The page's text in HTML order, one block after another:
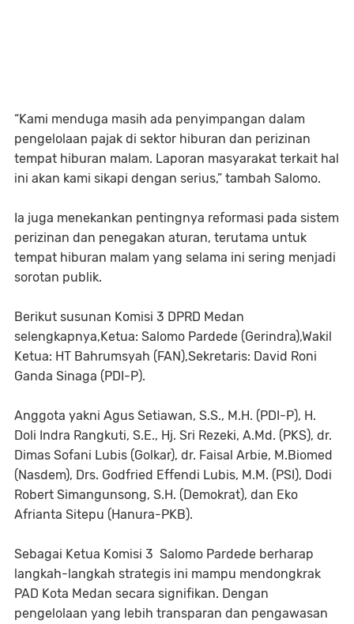
“Kami menduga masih ada penyimpangan dalam
pengelolaan pajak di sektor hiburan dan perizinan
tempat hiburan malam. Laporan masyarakat terkait hal
ini akan kami sikapi dengan serius,” tambah Salomo.
Ia juga menekankan pentingnya reformasi pada sistem
perizinan dan penegakan aturan, terutama untuk
tempat hiburan malam yang selama ini sering menjadi
sorotan publik.
Berikut susunan Komisi 3 DPRD Medan
selengkapnya,Ketua: Salomo Pardede (Gerindra),Wakil
Ketua: HT Bahrumsyah (FAN),Sekretaris: David Roni
Ganda Sinaga (PDI-P).
Anggota yakni Agus Setiawan, S.S., M.H. (PDI-P), H.
Doli Indra Rangkuti, S.E., Hj. Sri Rezeki, A.Md. (PKS), dr.
Dimas Sofani Lubis (Golkar), dr. Faisal Arbie, M.Biomed
(Nasdem), Drs. Godfried Effendi Lubis, M.M. (PSI), Dodi
Robert Simangunsong, S.H. (Demokrat), dan Eko
Afrianta Sitepu (Hanura-PKB).
Sebagai Ketua Komisi 3 Salomo Pardede berharap
langkah-langkah strategis ini mampu mendongkrak
PAD Kota Medan secara signifikan. Dengan
pengelolaan yang lebih transparan dan pengawasan